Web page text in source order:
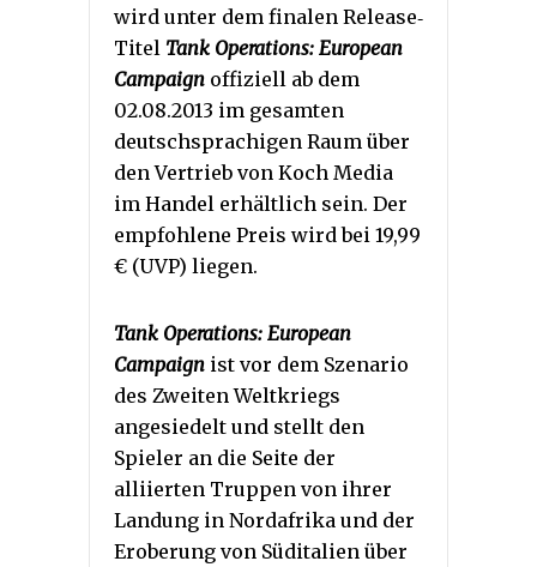
wird unter dem finalen Release‐
Titel Tank Operations: European
Campaign offiziell ab dem
02.08.2013 im gesamten
deutschsprachigen Raum über
den Vertrieb von Koch Media
im Handel erhältlich sein. Der
empfohlene Preis wird bei 19,99
€ (UVP) liegen.
Tank Operations: European
Campaign ist vor dem Szenario
des Zweiten Weltkriegs
angesiedelt und stellt den
Spieler an die Seite der
alliierten Truppen von ihrer
Landung in Nordafrika und der
Eroberung von Süditalien über